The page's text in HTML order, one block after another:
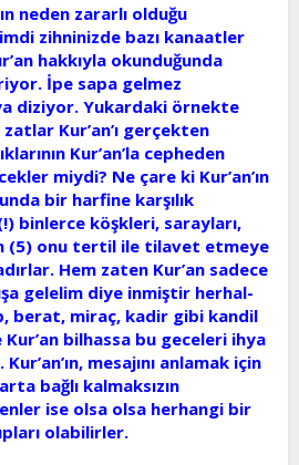
neden zararlı olduğu
zihninizde bazı kanaatler
hakkıyla okunduğunda
İpe sapa gelmez
diziyor. Yukardaki örnekte
Kur’an’ı gerçekten
Kur’an’la cepheden
miydi? Ne çare ki Kur’an’ın
bir harfine karşılık
binlerce köşkleri, sarayları,
(5) onu tertil ile tilavet etmeye
Hem zaten Kur’an sadece
gelelim diye inmiştir herhal-
berat, miraç, kadir gibi kandil
bilhassa bu geceleri ihya
mesajını anlamak için
bağlı kalmaksızın
ise olsa olsa herhangi bir
olabilirler.